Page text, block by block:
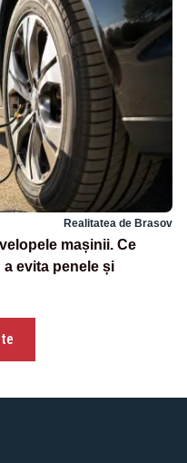
Realitatea de Brasov
mașinii. Ce
evita penele și